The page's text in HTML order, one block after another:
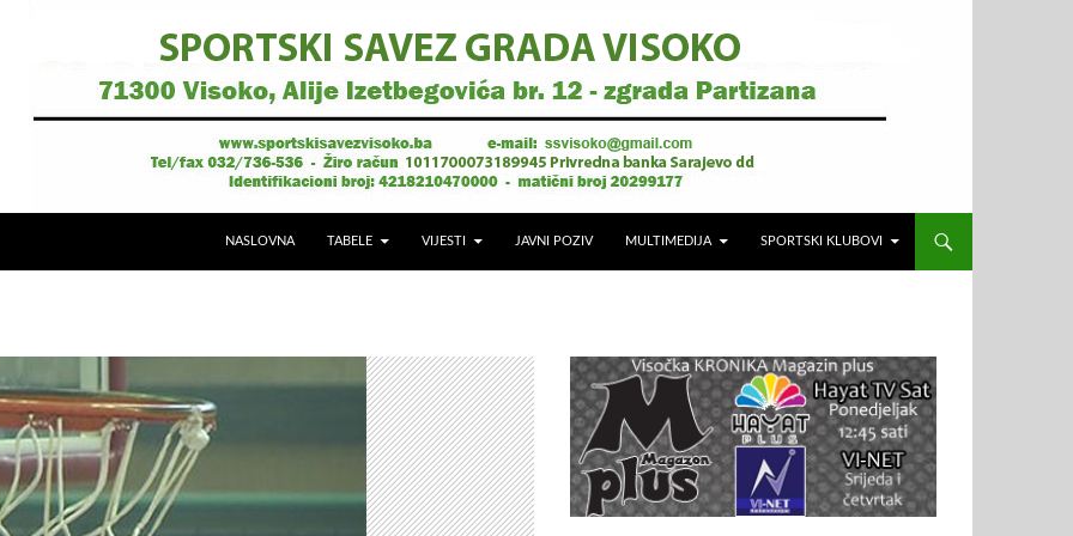
NASLOVNA TABELE VIJESTI JAVNI POZIV MULTIMEDIJA SPORTSKI KLUBOVI